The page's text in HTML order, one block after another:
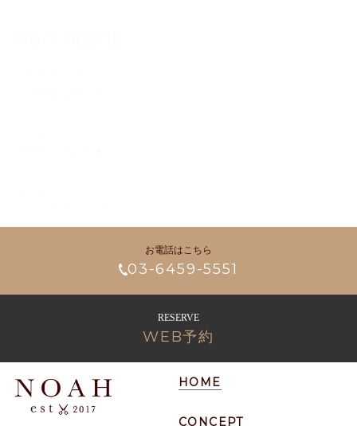
お電話はこちら
03-6459-5551
RESERVE
WEB予約
HOME
CONCEPT